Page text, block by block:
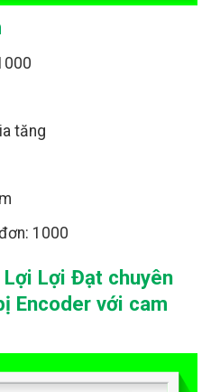
tăng
1000
Lợi Lợi Đạt chuyên
Encoder với cam